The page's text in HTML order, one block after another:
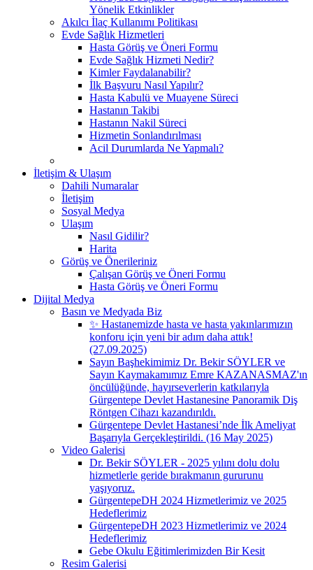
Yönelik Etkinlikler
Akılcı İlaç Kullanımı Politikası
Evde Sağlık Hizmetleri
Hasta Görüş ve Öneri Formu
Evde Sağlık Hizmeti Nedir?
Kimler Faydalanabilir?
İlk Başvuru Nasıl Yapılır?
Hasta Kabulü ve Muayene Süreci
Hastanın Takibi
Hastanın Nakil Süreci
Hizmetin Sonlandırılması
Acil Durumlarda Ne Yapmalı?
İletişim & Ulaşım
Dahili Numaralar
İletişim
Sosyal Medya
Ulaşım
Nasıl Gidilir?
Harita
Görüş ve Önerileriniz
Çalışan Görüş ve Öneri Formu
Hasta Görüş ve Öneri Formu
Dijital Medya
Basın ve Medyada Biz
✨ Hastanemizde hasta ve hasta yakınlarımızın
konforu için yeni bir adım daha attık!
(27.09.2025)
Sayın Başhekimimiz Dr. Bekir SÖYLER ve
Sayın Kaymakamımız Emre KAZANASMAZ'ın
öncülüğünde, hayırseverlerin katkılarıyla
Gürgentepe Devlet Hastanesine Panoramik Diş
Röntgen Cihazı kazandırıldı.
Gürgentepe Devlet Hastanesi’nde İlk Ameliyat
Başarıyla Gerçekleştirildi. (16 May 2025)
Video Galerisi
Dr. Bekir SÖYLER - 2025 yılını dolu dolu
hizmetlerle geride bırakmanın gururunu
yaşıyoruz.
GürgentepeDH 2024 Hizmetlerimiz ve 2025
Hedeflerimiz
GürgentepeDH 2023 Hizmetlerimiz ve 2024
Hedeflerimiz
Gebe Okulu Eğitimlerimizden Bir Kesit
Resim Galerisi